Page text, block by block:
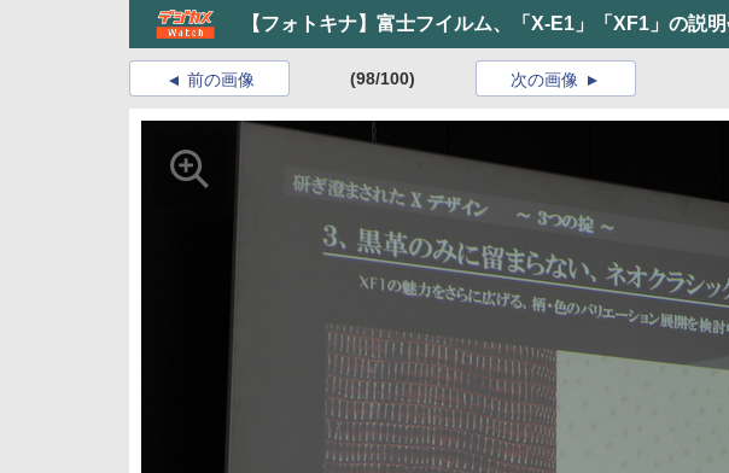
【フォトキナ】富士フイルム、「X-E1」「XF1」の説
前の画像 (98/100) 次の画像